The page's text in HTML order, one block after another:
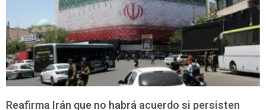
Reafirma Irán que no habrá acuerdo si persisten